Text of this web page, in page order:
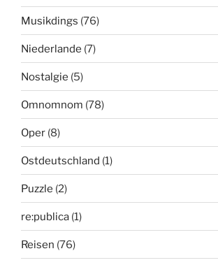
Musikdings (76)
Niederlande (7)
Nostalgie (5)
Omnomnom (78)
Oper (8)
Ostdeutschland (1)
Puzzle (2)
re:publica (1)
Reisen (76)